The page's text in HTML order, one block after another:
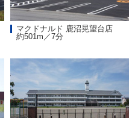
マクドナルド 鹿沼晃望台店
約501m／7分